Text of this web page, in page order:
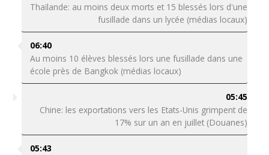
Thaïlande: au moins deux morts et 15 blessés lors d'une
fusillade dans un lycée (médias locaux)
06:40
Au moins 10 élèves blessés lors une fusillade dans une
école près de Bangkok (médias locaux)
05:45
Chine: les exportations vers les Etats-Unis grimpent de
17% sur un an en juillet (Douanes)
05:43